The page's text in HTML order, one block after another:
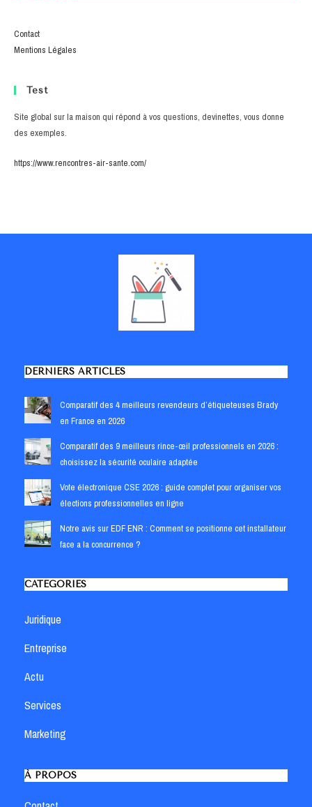
Contact
Mentions Légales
Test
Site global sur la maison qui répond à vos questions, devinettes, vous donne
des exemples.
https://www.rencontres-air-sante.com/
DERNIERS ARTICLES
Comparatif des 4 meilleurs revendeurs d’étiqueteuses Brady
en France en 2026
Comparatif des 9 meilleurs rince-œil professionnels en 2026 :
choisissez la sécurité oculaire adaptée
Vote électronique CSE 2026 : guide complet pour organiser vos
élections professionnelles en ligne
Notre avis sur EDF ENR : Comment se positionne cet installateur
face a la concurrence ?
CATÉGORIES
Juridique
Entreprise
Actu
Services
Marketing
À PROPOS